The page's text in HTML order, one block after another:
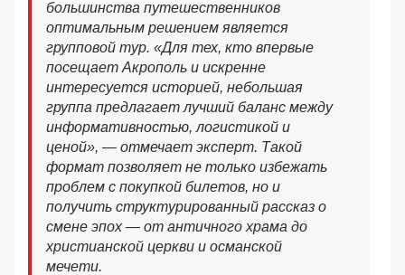
большинства путешественников
оптимальным решением является
групповой тур. «Для тех, кто впервые
посещает Акрополь и искренне
интересуется историей, небольшая
группа предлагает лучший баланс между
информативностью, логистикой и
ценой», — отмечает эксперт. Такой
формат позволяет не только избежать
проблем с покупкой билетов, но и
получить структурированный рассказ о
смене эпох — от античного храма до
христианской церкви и османской
мечети.